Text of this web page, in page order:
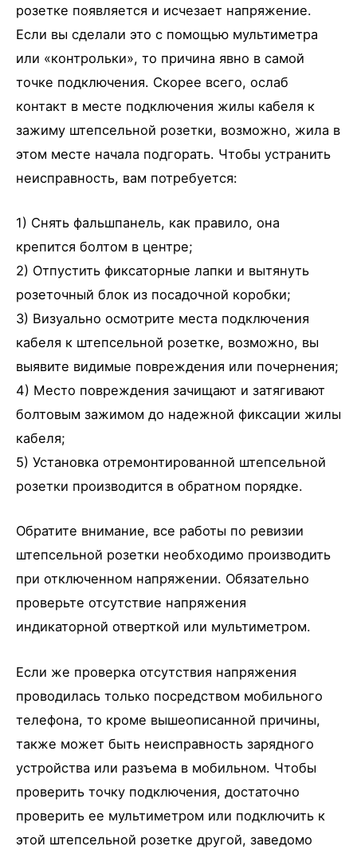
розетке появляется и исчезает напряжение.
Если вы сделали это с помощью мультиметра
или «контрольки», то причина явно в самой
точке подключения. Скорее всего, ослаб
контакт в месте подключения жилы кабеля к
зажиму штепсельной розетки, возможно, жила в
этом месте начала подгорать. Чтобы устранить
неисправность, вам потребуется:
1) Снять фальшпанель, как правило, она
крепится болтом в центре;
2) Отпустить фиксаторные лапки и вытянуть
розеточный блок из посадочной коробки;
3) Визуально осмотрите места подключения
кабеля к штепсельной розетке, возможно, вы
выявите видимые повреждения или почернения;
4) Место повреждения зачищают и затягивают
болтовым зажимом до надежной фиксации жилы
кабеля;
5) Установка отремонтированной штепсельной
розетки производится в обратном порядке.
Обратите внимание, все работы по ревизии
штепсельной розетки необходимо производить
при отключенном напряжении. Обязательно
проверьте отсутствие напряжения
индикаторной отверткой или мультиметром.
Если же проверка отсутствия напряжения
проводилась только посредством мобильного
телефона, то кроме вышеописанной причины,
также может быть неисправность зарядного
устройства или разъема в мобильном. Чтобы
проверить точку подключения, достаточно
проверить ее мультиметром или подключить к
этой штепсельной розетке другой, заведомо